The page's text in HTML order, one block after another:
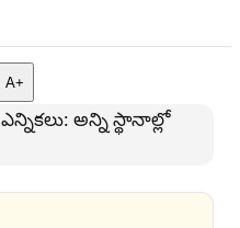
A+